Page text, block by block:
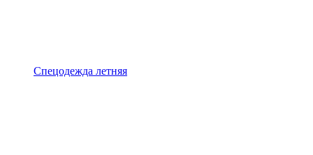
Спецодежда летняя